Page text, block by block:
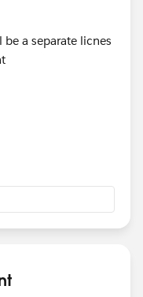
a separate licnes